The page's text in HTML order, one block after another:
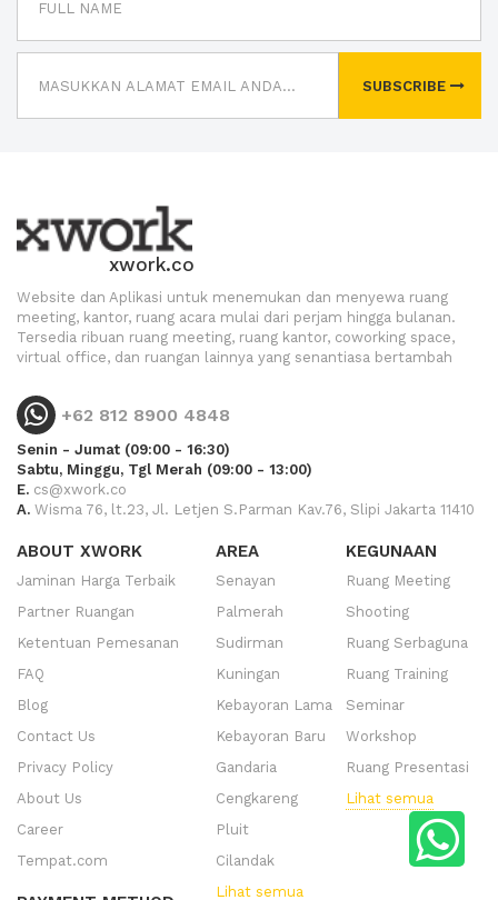
SUBSCRIBE
xwork.co
Website dan Aplikasi untuk menemukan dan menyewa ruang
meeting, kantor, ruang acara mulai dari perjam hingga bulanan.
Tersedia ribuan ruang meeting, ruang kantor, coworking space,
virtual office, dan ruangan lainnya yang senantiasa bertambah
+62 812 8900 4848
Senin - Jumat (09:00 - 16:30)
Sabtu, Minggu, Tgl Merah (09:00 - 13:00)
E. cs@xwork.co
A. Wisma 76, lt.23, Jl. Letjen S.Parman Kav.76, Slipi Jakarta 11410
ABOUT XWORK
Jaminan Harga Terbaik
Partner Ruangan
Ketentuan Pemesanan
FAQ
Blog
Contact Us
Privacy Policy
About Us
Career
Tempat.com
AREA
Senayan
Palmerah
Sudirman
Kuningan
Kebayoran Lama
Kebayoran Baru
Gandaria
Cengkareng
Pluit
Cilandak
Lihat semua
KEGUNAAN
Ruang Meeting
Shooting
Ruang Serbaguna
Ruang Training
Seminar
Workshop
Ruang Presentasi
Lihat semua